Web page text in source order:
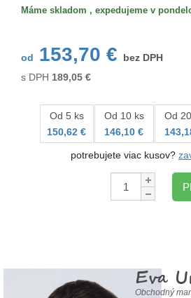
Máme skladom , expedujeme v
od 153,70 €
bez DPH
s DPH 189,05 €
Od 5 ks
150,62 €
Od 10 ks
146,10 €
Od
potrebujete viac kusov?
Množstvo:
Eva
Obchodný